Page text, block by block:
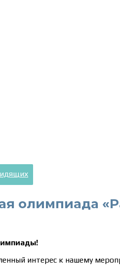
олимпиада
интерес к нашему